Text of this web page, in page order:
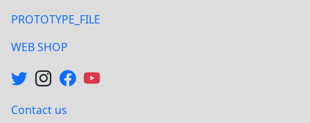
PROTOTYPE_FILE
WEB SHOP
Contact us